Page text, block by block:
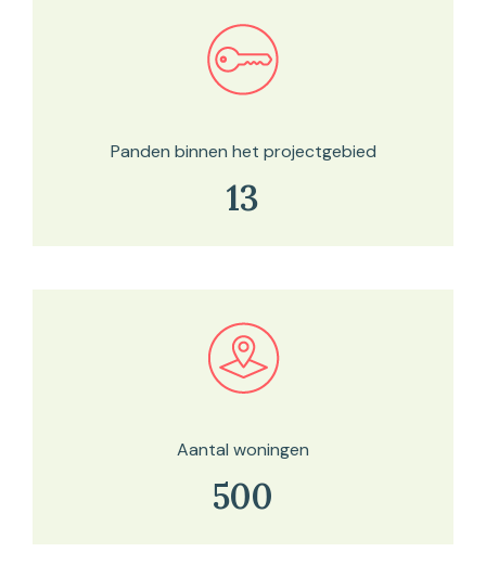
Bekijk in onze kaartviewer
Panden binnen het projectgebied
13
Bekijk in onze kaartviewer
Aantal woningen
500